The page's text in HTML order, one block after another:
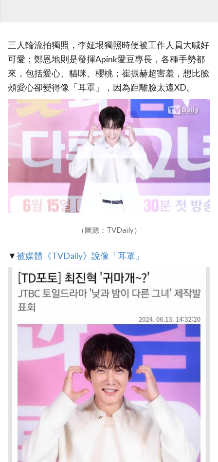
三人輪流拍獨照，李姃垠獨照時便被工作人員大喊好
可愛；鄭恩地則是發揮Apink愛豆專長，各種手勢都
來，包括愛心、貓咪、櫻桃；崔振赫超害羞，想比臉
頰愛心卻變得像「耳罩」，因為距離臉太遠XD。
（圖源：TVDaily）
▼‎被媒體《TVDaily》說像「耳罩」